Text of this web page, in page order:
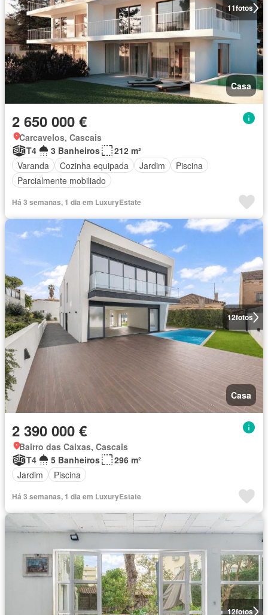
11fotos
Casa
2 650 000 €
Carcavelos, Cascais
T4
3 Banheiros
212 m²
Varanda
Cozinha equipada Jardim
Piscina
Parcialmente mobiliado
Há 3 semanas, 1 dia em LuxuryEstate
12fotos
Casa
2 390 000 €
Bairro das Caixas, Cascais
T4
5 Banheiros
296 m²
Jardim
Piscina
Há 3 semanas, 1 dia em LuxuryEstate
12fotos